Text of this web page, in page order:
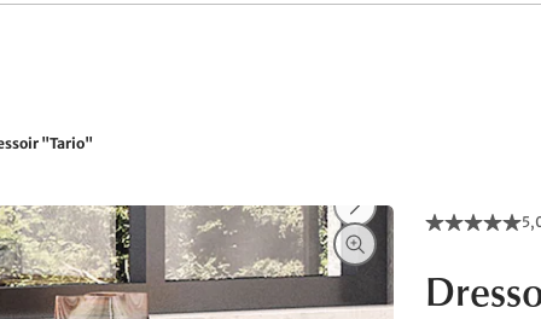
"Tario"